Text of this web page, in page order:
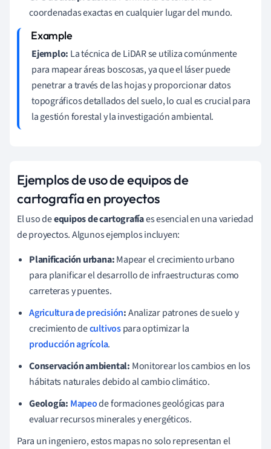
coordenadas exactas en cualquier lugar del mundo.
Ejemplo: La técnica de LiDAR se utiliza comúnmente
para mapear áreas boscosas, ya que el láser puede
penetrar a través de las hojas y proporcionar datos
topográficos detallados del suelo, lo cual es crucial para
la gestión forestal y la investigación ambiental.
Ejemplos de uso de equipos de
cartografía en proyectos
El uso deequipos de cartografíaes esencial en una variedad
de proyectos. Algunos ejemplos incluyen:
Planificación urbana:Mapear el crecimiento urbano
para planificar el desarrollo de infraestructuras como
carreteras y puentes.
Agricultura de precisión:Analizar patrones de suelo y
crecimiento decultivospara optimizar la
producción agrícola.
Conservación ambiental: Monitorear los cambios en los
hábitats naturales debido al cambio climático.
Geología: Mapeode formaciones geológicas para
evaluar recursos minerales y energéticos.
Para un ingeniero, estos mapas no solo representan el